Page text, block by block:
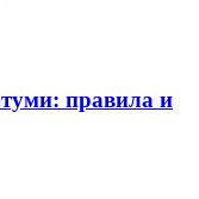
правила и